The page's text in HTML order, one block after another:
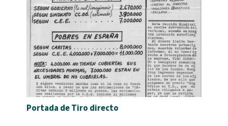
Portada de Tiro directo